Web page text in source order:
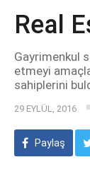
Real
Gayrimenkul
etmeyi
sahiplerini
29 EYLÜL, 2016
Paylaş